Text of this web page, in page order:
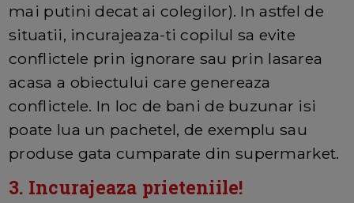
mai putini decat ai colegilor). In astfel de
situatii, incurajeaza-ti copilul sa evite
conflictele prin ignorare sau prin lasarea
acasa a obiectului care genereaza
conflictele. In loc de bani de buzunar isi
poate lua un pachetel, de exemplu sau
produse gata cumparate din supermarket.
3. Incurajeaza prieteniile!